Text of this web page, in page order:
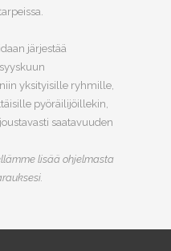
järjestää
yksityisille ryhmille,
pyöräilijöillekin,
saatavuuden
lisää ohjelmasta